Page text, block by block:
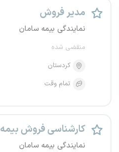
مدیر فروش
نمایندگی بیمه سامان
منقضی شده
کردستان
تمام وقت
کارشناسی فروش بیمه
نمایندگی بیمه سامان